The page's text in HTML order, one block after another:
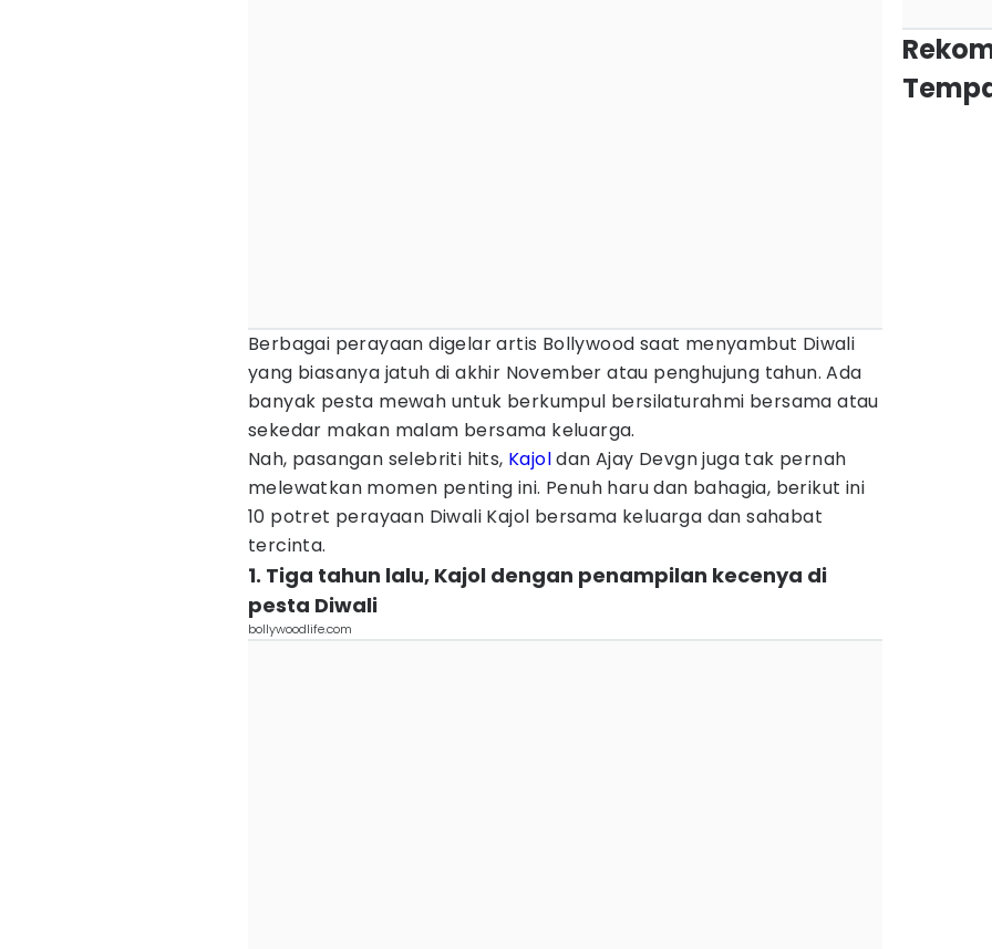
Berbagai perayaan digelar artis Bollywood saat menyambut Diwali
yang biasanya jatuh di akhir November atau penghujung tahun. Ada
banyak pesta mewah untuk berkumpul bersilaturahmi bersama atau
sekedar makan malam bersama keluarga.
Nah, pasangan selebriti hits, Kajoldan Ajay Devgn juga tak pernah
melewatkan momen penting ini. Penuh haru dan bahagia, berikut ini
10 potret perayaan Diwali Kajol bersama keluarga dan sahabat
tercinta.
1. Tiga tahun lalu, Kajol dengan penampilan kecenya di
pesta Diwali
bollywoodlife.com